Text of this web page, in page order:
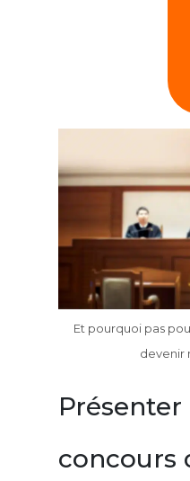
Et pourquoi pas
devenir
Présenter
concours